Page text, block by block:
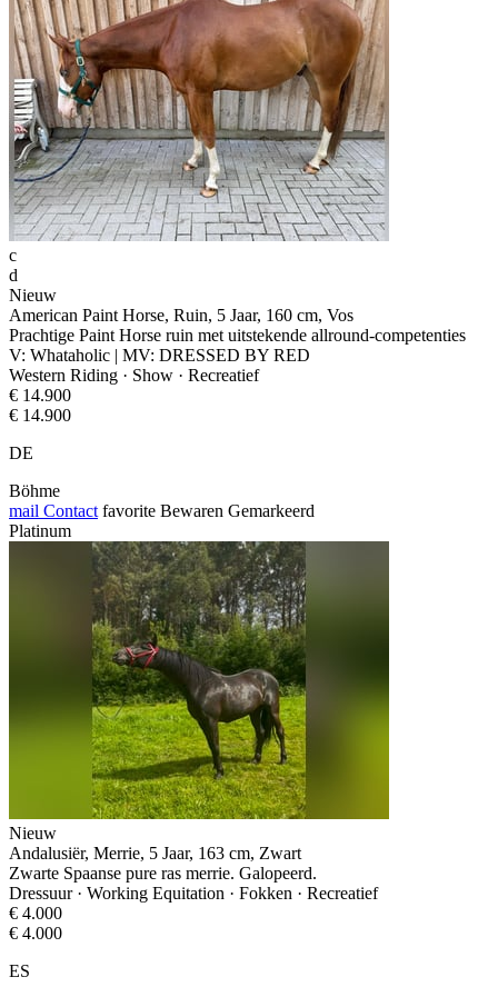
c
d
Nieuw
American Paint Horse, Ruin, 5 Jaar, 160 cm, Vos
Prachtige Paint Horse ruin met uitstekende allround-competenties
V: Whataholic | MV: DRESSED BY RED
Western Riding · Show · Recreatief
€ 14.900
€ 14.900
DE
Böhme
mail Contact favorite Bewaren Gemarkeerd
Platinum
Nieuw
Andalusiër, Merrie, 5 Jaar, 163 cm, Zwart
Zwarte Spaanse pure ras merrie. Galopeerd.
Dressuur · Working Equitation · Fokken · Recreatief
€ 4.000
€ 4.000
ES